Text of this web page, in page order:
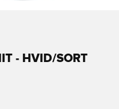
- HVID/SORT